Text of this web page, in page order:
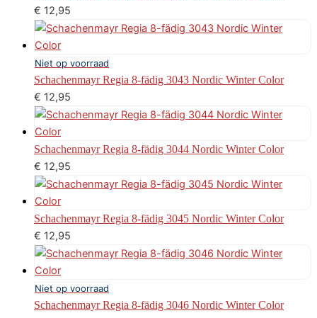
€ 12,95
Niet op voorraad
Schachenmayr Regia 8-fädig 3043 Nordic Winter Color
€ 12,95
Schachenmayr Regia 8-fädig 3044 Nordic Winter Color
€ 12,95
Schachenmayr Regia 8-fädig 3045 Nordic Winter Color
€ 12,95
Niet op voorraad
Schachenmayr Regia 8-fädig 3046 Nordic Winter Color